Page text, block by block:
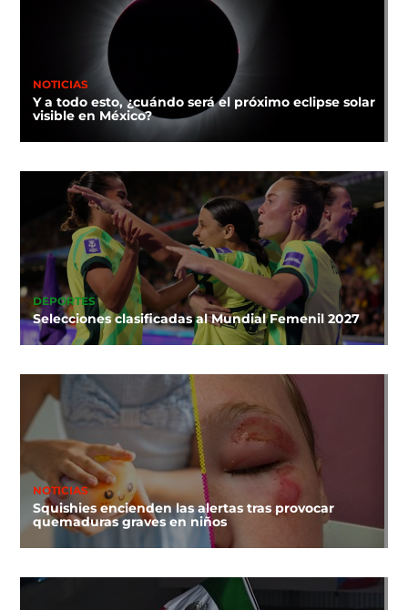
NOTICIAS
Y a todo esto, ¿cuándo será el próximo eclipse solar
visible en México?
DEPORTES
Selecciones clasificadas al Mundial Femenil 2027
NOTICIAS
Squishies encienden las alertas tras provocar
quemaduras graves en niños